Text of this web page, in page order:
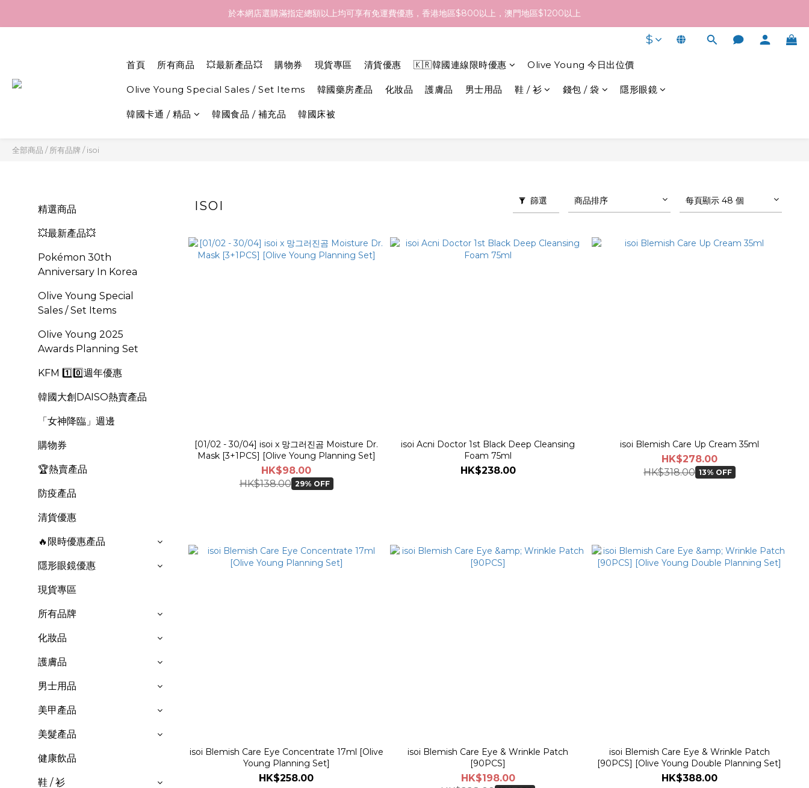
訂貨到貨資訊：於 05 - 18/Aug 期間訂貨，預計於 26/Aug 到港，最終亦要視乎各品牌最終發貨日子及出貨速度而定。
於本網店選購滿指定總額以上均可享有免運費優惠，香港地區$800以上，澳門地區$1200以上
$
首頁 所有商品 💥最新產品💥 購物券 現貨專區 清貨優惠 🇰🇷韓國連線限時優惠 Olive Young 今日出位價
Olive Young Special Sales / Set Items 韓國藥房產品 化妝品 護膚品 男士用品 鞋 / 衫 錢包 / 袋 隱形眼鏡
韓國卡通 / 精品 韓國食品 / 補充品 韓國床被
全部商品 /所有品牌 /isoi
精選商品
💥最新產品💥
Pokémon 30th
Anniversary In Korea
Olive Young Special
Sales / Set Items
OIive Young 2025
Awards Planning Set
KFM 1️⃣0️⃣週年優惠
韓國大創DAISO熱賣產品
「女神降臨」週邊
購物券
🏆熱賣產品
防疫產品
清貨優惠
🔥限時優惠產品
隱形眼鏡優惠
現貨專區
所有品牌
化妝品
護膚品
男士用品
美甲產品
美髮產品
健康飲品
鞋 / 衫
ISOI 篩選 商品排序 每頁顯示 48 個
[01/02 - 30/04] isoi x 망그러진곰 Moisture Dr.
Mask [3+1PCS] [Olive Young Planning Set]
HK$98.00
HK$138.00 29% OFF
isoi Acni Doctor 1st Black Deep Cleansing
Foam 75ml
HK$238.00
isoi Blemish Care Up Cream 35ml
HK$278.00
HK$318.00 13% OFF
isoi Blemish Care Eye Concentrate 17ml [Olive
Young Planning Set]
HK$258.00
isoi Blemish Care Eye & Wrinkle Patch
[90PCS]
HK$198.00
isoi Blemish Care Eye & Wrinkle Patch
[90PCS] [Olive Young Double Planning Set]
HK$388.00